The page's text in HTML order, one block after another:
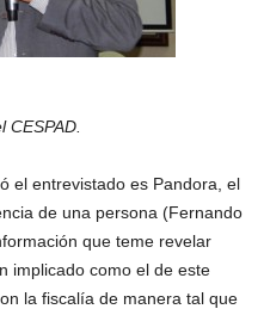
el entrevistado es Pandora, el
de una persona (Fernando
que teme revelar
implicado como el de este
la fiscalía de manera tal que